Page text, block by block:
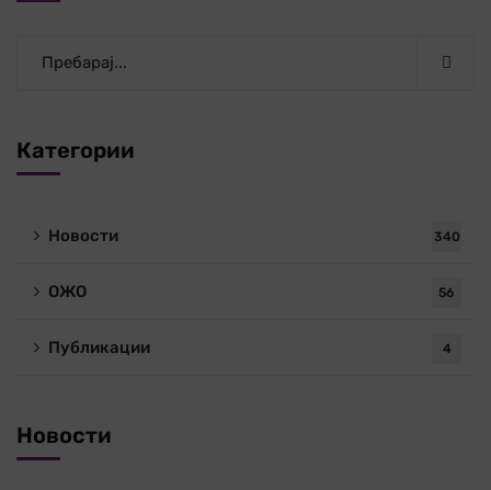
Категории
Новости 340
ОЖО 56
Публикации 4
Новости